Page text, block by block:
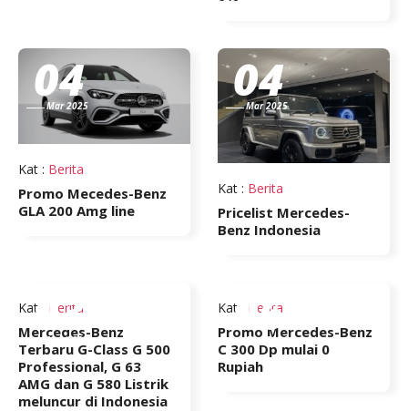
04
Mar 2025
Kat : Berita
Promo Mecedes-Benz
GLA 200 Amg line
04
Mar 2025
Kat : Berita
Pricelist Mercedes-
Benz Indonesia
03
Mar 2025
Kat Berita
Mercedes-Benz
Terbaru G-Class G 500
Professional, G 63
AMG dan G 580 Listrik
meluncur di Indonesia
06
Nov 2024
Kat Berita
Promo Mercedes-Benz
C 300 Dp mulai 0
Rupiah